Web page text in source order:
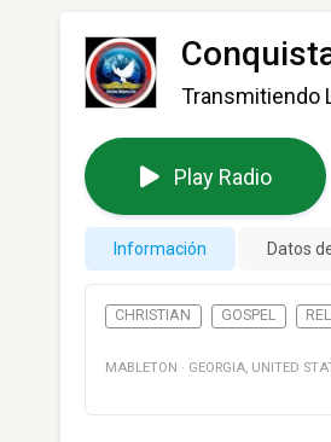
Transmitiendo
Play Radio
Información Datos
CHRISTIAN GOSPEL
MABLETON · GEORGIA, UNITED